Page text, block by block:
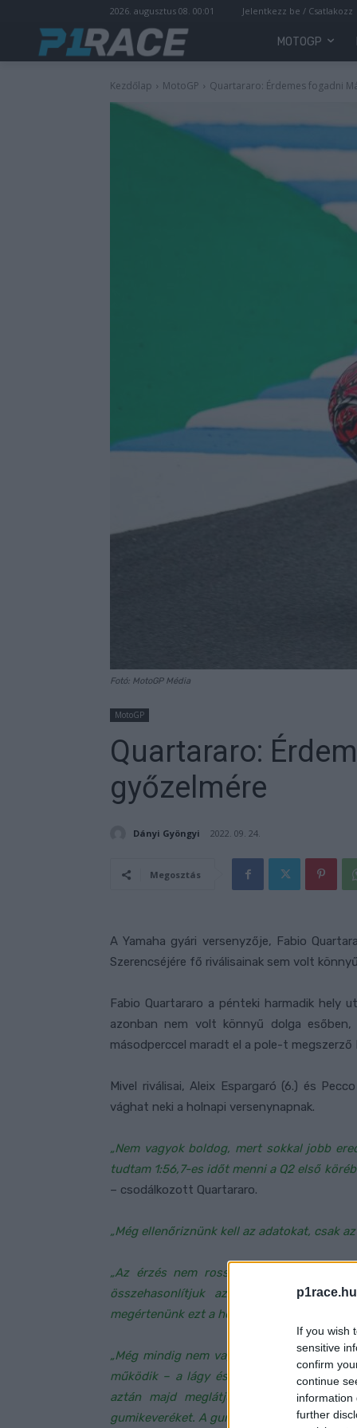
If you wish
sensitive
confirm
continue
information
further
2026. augusztus 08. 00:01 Jelentkezz be / Csatlakozz
MOTOGP
Kezdőlap MotoGP Quartararo: Érdemes fogadni
Fotó: MotoGP Média
MotoGP
Quartararo:
győzelmére
Dányi Gyöngyi 2022. 09. 24.
Megosztás
A Yamaha gyári versenyzője, Fabio
Szerencséjére fő riválisainak sem volt
Fabio Quartararo a pénteki harmadik hely
azonban nem volt könnyű dolga
másodperccel maradt el a pole-t megszerző
Mivel riválisai, Aleix Espargaró (6.) és
vághat neki a holnapi versenynapnak.
„Nem vagyok boldog, mert sokkal jobb
tudtam 1:56,7-es időt menni a Q2 első
– csodálkozott Quartararo.
„Még ellenőriznünk kell az adatokat, csak
„Az érzés nem rossz, egy másodpercet
összehasonlítjuk azzal, amit az
megértenünk ezt a helyzetet.”
„Még mindig nem vagyunk biztosak a
működik – a lágy és a közepes is. El kell
aztán majd meglátjuk. Nagyon
gumikeveréket. A gumikopás mögött is van